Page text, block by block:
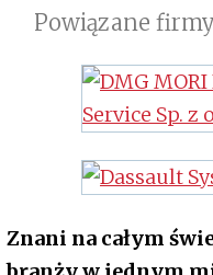
Powiązane
Znani na całym